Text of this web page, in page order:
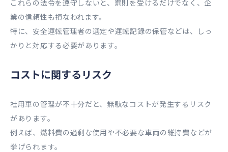
これらの法令を遵守しないと、罰則を受けるだけでなく、企
業の信頼性も損なわれます。
特に、安全運転管理者の選定や運転記録の保管などは、しっ
かりと対応する必要があります。
コストに関するリスク
社用車の管理が不十分だと、無駄なコストが発生するリスク
があります。
例えば、燃料費の過剰な使用や不必要な車両の維持費などが
挙げられます。